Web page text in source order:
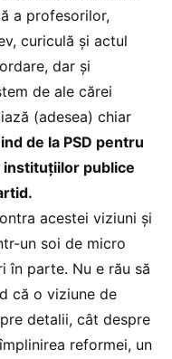
a profesorilor,
curiculă și actul
dar și
de ale cărei
(adesea) chiar
de la PSD pentru
publice
acestei viziuni și
un soi de micro
în parte. Nu e rău să
că o viziune de
detalii, cât despre
reformei, un